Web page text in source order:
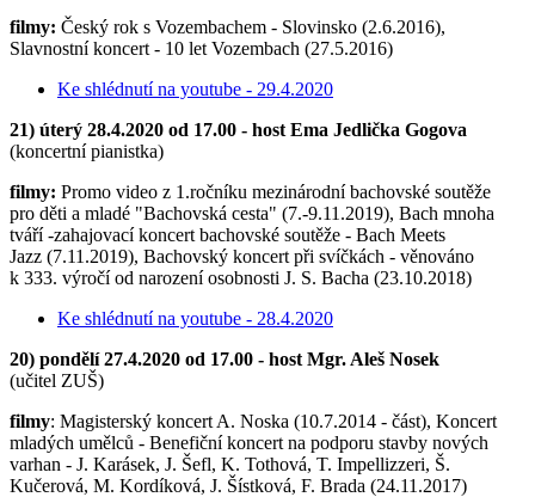
filmy: Český rok s Vozembachem - Slovinsko (2.6.2016),
Slavnostní koncert - 10 let Vozembach (27.5.2016)
Ke shlédnutí na youtube - 29.4.2020
21) úterý 28.4.2020 od 17.00 - host Ema Jedlička Gogova
(koncertní pianistka)
filmy: Promo video z 1.ročníku mezinárodní bachovské soutěže
pro děti a mladé "Bachovská cesta" (7.-9.11.2019), Bach mnoha
tváří -zahajovací koncert bachovské soutěže - Bach Meets
Jazz (7.11.2019), Bachovský koncert při svíčkách - věnováno
k 333. výročí od narození osobnosti J. S. Bacha (23.10.2018)
Ke shlédnutí na youtube - 28.4.2020
20) pondělí 27.4.2020 od 17.00 - host Mgr. Aleš Nosek
(učitel ZUŠ)
filmy: Magisterský koncert A. Noska (10.7.2014 - část), Koncert
mladých umělců - Benefiční koncert na podporu stavby nových
varhan - J. Karásek, J. Šefl, K. Tothová, T. Impellizzeri, Š.
Kučerová, M. Kordíková, J. Šístková, F. Brada (24.11.2017)